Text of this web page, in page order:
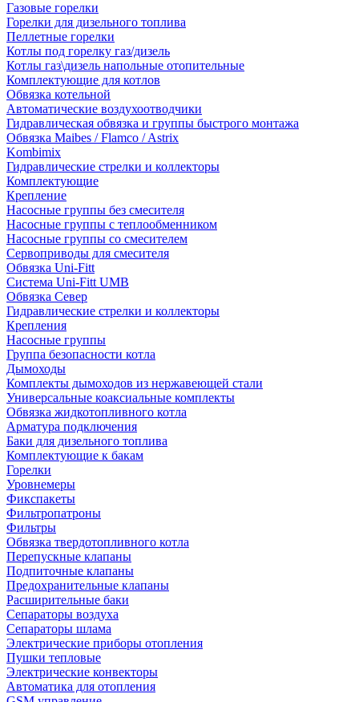
Газовые горелки
Горелки для дизельного топлива
Пеллетные горелки
Котлы под горелку газ/дизель
Котлы газ\дизель напольные отопительные
Комплектующие для котлов
Обвязка котельной
Автоматические воздухоотводчики
Гидравлическая обвязка и группы быстрого монтажа
Обвязка Maibes / Flamco / Astrix
Kombimix
Гидравлические стрелки и коллекторы
Комплектующие
Крепление
Насосные группы без смесителя
Насосные группы с теплообменником
Насосные группы со смесителем
Сервоприводы для смесителя
Обвязка Uni-Fitt
Система Uni-Fitt UMB
Обвязка Север
Гидравлические стрелки и коллекторы
Крепления
Насосные группы
Группа безопасности котла
Дымоходы
Комплекты дымоходов из нержавеющей стали
Универсальные коаксиальные комплекты
Обвязка жидкотопливного котла
Арматура подключения
Баки для дизельного топлива
Комплектующие к бакам
Горелки
Уровнемеры
Фикспакеты
Фильтропатроны
Фильтры
Обвязка твердотопливного котла
Перепускные клапаны
Подпиточные клапаны
Предохранительные клапаны
Расширительные баки
Сепараторы воздуха
Сепараторы шлама
Электрические приборы отопления
Пушки тепловые
Электрические конвекторы
Автоматика для отопления